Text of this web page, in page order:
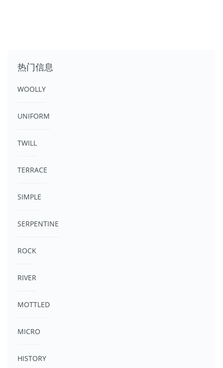
热门信息
WOOLLY
UNIFORM
TWILL
TERRACE
SIMPLE
SERPENTINE
ROCK
RIVER
MOTTLED
MICRO
HISTORY